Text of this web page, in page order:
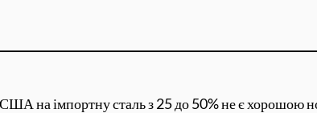
на імпортну сталь з 25 до 50% не є хорошою